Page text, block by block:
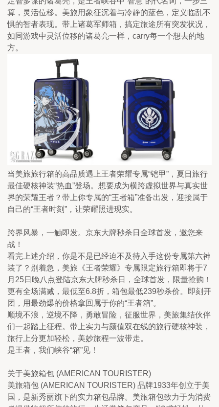
算，灵活位移。美旅用象征沉着与冷静的蓝色，定义临乱不
惧的智者表现。带上诸葛军师箱，搞定旅途所有突发状况，
如同游戏中灵活位移的诸葛亮一样，carry每一个想去的地
方。
当美旅旅行箱的高品质遇上王者荣耀专属“铠甲”，夏日旅行
最佳硬核神装“热血”登场。想要成为横跨虚拟世界与真实世
界的荣耀王者？带上你专属的“王者箱”准备出发，迎接属于
自己的“王者时刻”，让荣耀照进现实。
跨界风暴，一触即发。京东大牌秒杀日全球首发，邀您来
战！
看完上述介绍，你是不是已经迫不及待入手这份专属第六神
装了？别着急，美旅《王者荣耀》专属限定旅行箱即将于7
月25日晚八点登陆京东大牌秒杀日，全球首发，限量抢购！
更有全场满减，最低至6.8折，箱包最低239秒杀价。即刻开
团，用最劲爆的价格拿回属于你的“王者箱”。
顺境不浪，逆境不降，勇敢冒险，征服世界，美旅集结伙伴
们一起踏上征程。带上实力与颜值双在线的旅行硬核神装，
旅行上分更加轻松，美妙旅程一波带走。
是王者，我们峡谷“箱”见！
关于美旅箱包 (AMERICAN TOURISTER)
美旅箱包 (AMERICAN TOURISTER) 品牌1933年创立于美
国，是新秀丽旗下的实力箱包品牌。美旅箱包致力于为消费